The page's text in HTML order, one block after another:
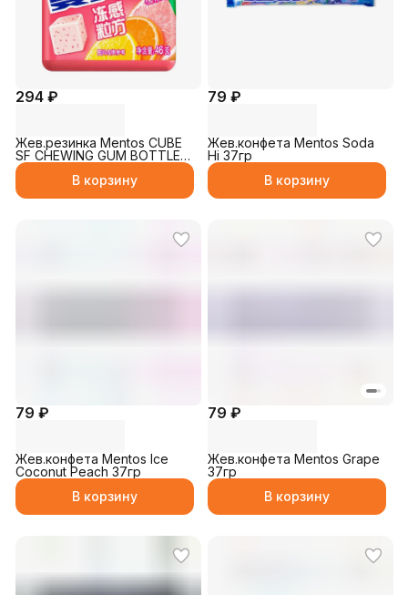
294 ₽
Жев.резинка Mentos CUBE
SF CHEWING GUM BOTTLE
CITRUS 46гр
В корзину
79 ₽
Жев.конфета Mentos Soda
Hi 37гр
В корзину
79 ₽
Жев.конфета Mentos Ice
Coconut Peach 37гр
В корзину
79 ₽
Жев.конфета Mentos Grape
37гр
В корзину